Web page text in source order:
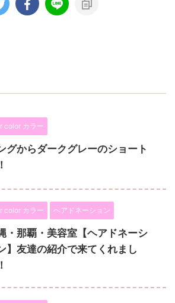
color カラー
グからダークグレーのショート
color カラー ヘアドネーション
・那覇・美容室【ヘアドネーシ
】友達の紹介で来てくれまし